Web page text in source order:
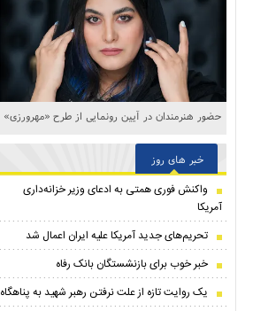
حضور هنرمندان در آیین رونمایی از طرح «مهرورزی»
خبر های روز
واکنش فوری همتی به ادعای وزیر خزانه‌داری
آمریکا
تحریم‌های جدید آمریکا علیه ایران اعمال شد
خبر خوب برای بازنشستگان بانک رفاه
یک روایت تازه از علت نرفتن رهبر شهید به پناهگاه